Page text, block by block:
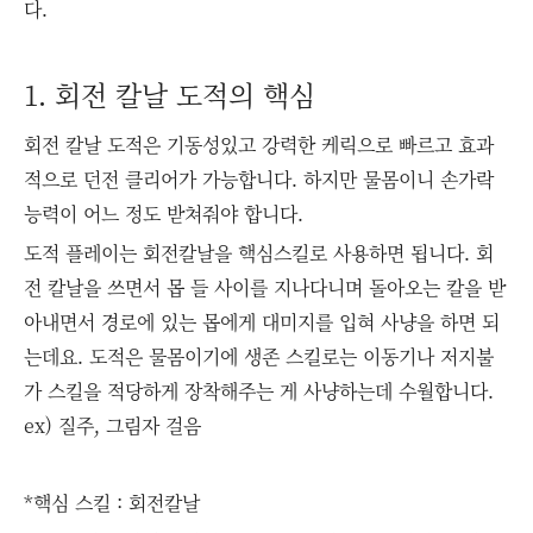
다.
1. 회전 칼날 도적의 핵심
회전 칼날 도적은 기동성있고 강력한 케릭으로 빠르고 효과
적으로 던전 클리어가 가능합니다. 하지만 물몸이니 손가락
능력이 어느 정도 받쳐줘야 합니다.
도적 플레이는 회전칼날을 핵심스킬로 사용하면 됩니다. 회
전 칼날을 쓰면서 몹 들 사이를 지나다니며 돌아오는 칼을 받
아내면서 경로에 있는 몹에게 대미지를 입혀 사냥을 하면 되
는데요. 도적은 물몸이기에 생존 스킬로는 이동기나 저지불
가 스킬을 적당하게 장착해주는 게 사냥하는데 수월합니다.
ex) 질주, 그림자 걸음
*핵심 스킬 : 회전칼날